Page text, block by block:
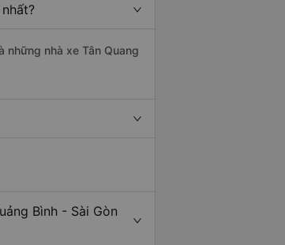
những nhà xe Tân Quang
Bình - Sài Gòn